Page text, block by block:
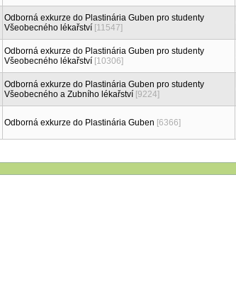
Odborná exkurze do Plastinária Guben pro studenty
Všeobecného lékařství [11547]
Odborná exkurze do Plastinária Guben pro studenty
Všeobecného lékařství [10306]
Odborná exkurze do Plastinária Guben pro studenty
Všeobecného a Zubního lékařství [9224]
Odborná exkurze do Plastinária Guben [6366]